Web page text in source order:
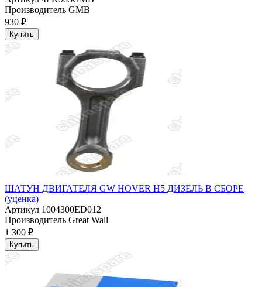
Производитель GMB
930 ₽
Купить
ШАТУН ДВИГАТЕЛЯ GW HOVER H5 ДИЗЕЛЬ В СБОРЕ
(уценка)
Артикул 1004300ED012
Производитель Great Wall
1 300 ₽
Купить